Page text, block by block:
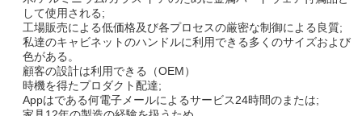
して使用される;
工場販売による低価格及び各プロセスの厳密な制御による良質;
私達のキャビネットのハンドルに利用できる多くのサイズおよび
色がある。
顧客の設計は利用できる（OEM）
時機を得たプロダクト配達;
Appはである何電子メールによるサービス24時間のまたは;